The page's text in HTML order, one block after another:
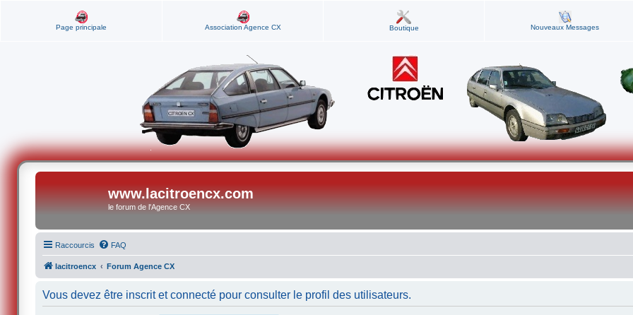
Page principale Association Agence CX Boutique Nouveaux Messages
www.lacitroencx.com
le forum de l'Agence CX
Raccourcis FAQ
lacitroencx Forum Agence CX
Vous devez être inscrit et connecté pour consulter le profil des utilisateurs.